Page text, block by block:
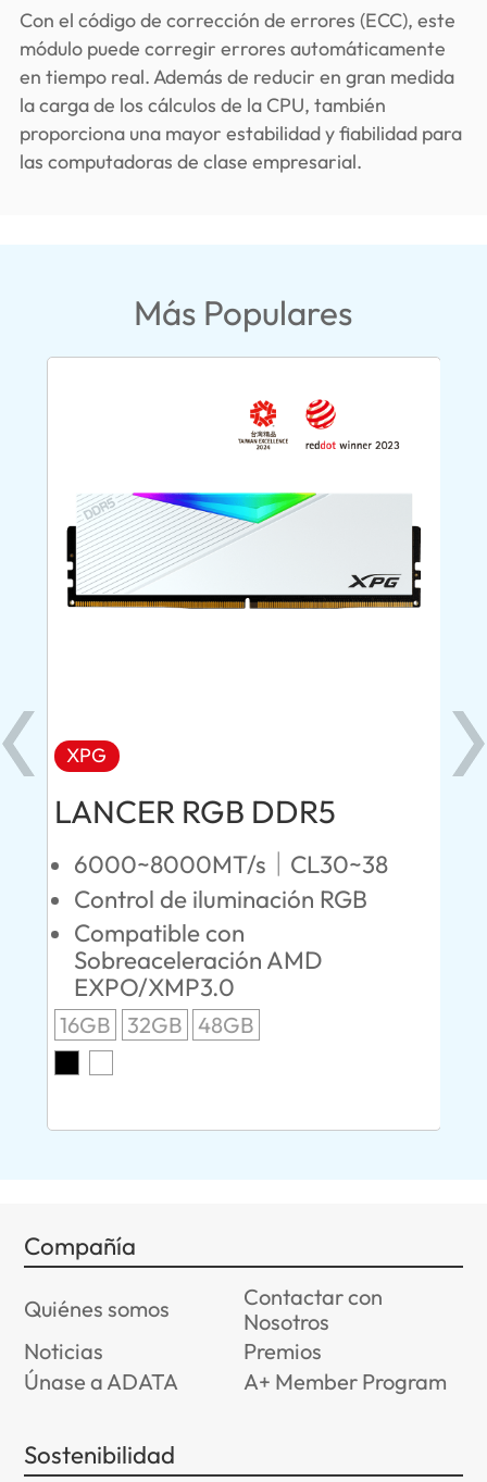
Con el código de corrección de errores (ECC), este
módulo puede corregir errores automáticamente
en tiempo real. Además de reducir en gran medida
la carga de los cálculos de la CPU, también
proporciona una mayor estabilidad y fiabilidad para
las computadoras de clase empresarial.
Más Populares
XPG
LANCER RGB DDR5
6000~8000MT/s｜CL30~38
Control de iluminación RGB
Compatible con
Sobreaceleración AMD
EXPO/XMP3.0
16GB 32GB 48GB
Compañía
Quiénes somos
Contactar con
Nosotros
Noticias
Premios
Únase a ADATA
A+ Member Program
Sostenibilidad